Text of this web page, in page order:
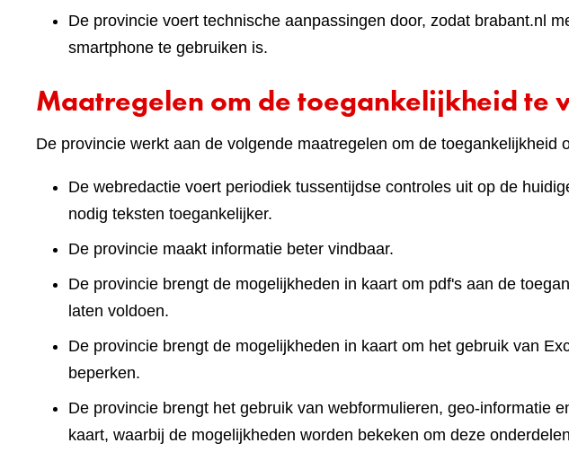
De provincie voert technische aanpassingen door, zodat brabant.nl
smartphone te gebruiken is.
Maatregelen om de toegankelijkheid te
De provincie werkt aan de volgende maatregelen om de toegankelijkheid
De webredactie voert periodiek tussentijdse controles uit op de
nodig teksten toegankelijker.
De provincie maakt informatie beter vindbaar.
De provincie brengt de mogelijkheden in kaart om pdf's aan de
laten voldoen.
De provincie brengt de mogelijkheden in kaart om het gebruik van
beperken.
De provincie brengt het gebruik van webformulieren, geo-informatie
kaart, waarbij de mogelijkheden worden bekeken om deze